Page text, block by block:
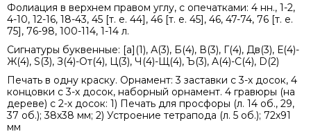
Фолиация в верхнем правом углу, с опечатками: 4 нн., 1-2,
4-10, 12-16, 18-43, 45 [т. е. 44], 46 [т. е. 45], 46, 47-74, 76 [т. е.
75], 76-98, 100-114, 1-14 л.
Сигнатуры буквенные: [а](1), А(3), Б(4), В(3), Г(4), Дв(3), Е(4)-
Ж(4), S(3), З(4)-От(4), Ц(3), Ч(4)-Щ(4), Ъ(3), A(4)-C(4), D(2)
Печать в одну краску. Орнамент: 3 заставки с 3-х досок, 4
концовки с 3-х досок, наборный орнамент. 4 гравюры (на
дереве) с 2-х досок: 1) Печать для просфоры (л. 14 об., 29,
37 об.); 38х38 мм; 2) Устроение тетрапода (л. 5 об.); 72х91
мм